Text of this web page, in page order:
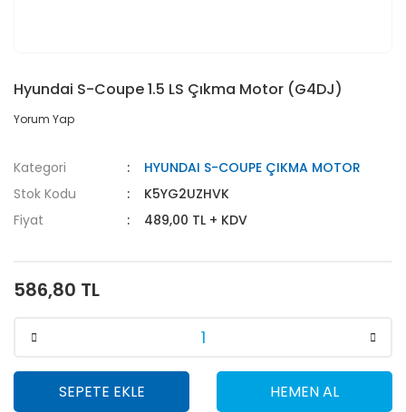
Hyundai S-Coupe 1.5 LS Çıkma Motor (G4DJ)
Yorum Yap
Kategori
HYUNDAI S-COUPE ÇIKMA MOTOR
Stok Kodu
K5YG2UZHVK
Fiyat
489,00 TL + KDV
586,80 TL
SEPETE EKLE HEMEN AL